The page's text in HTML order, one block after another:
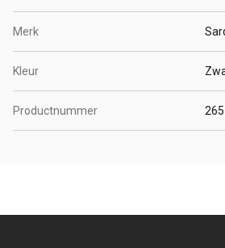
Merk
Kleur
Productnummer